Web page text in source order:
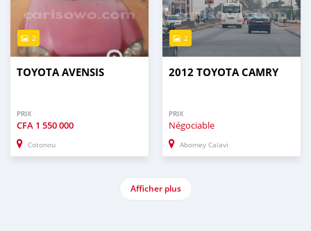
2
TOYOTA AVENSIS
PRIX
CFA 1 550 000
Cotonou
2
2012 TOYOTA CAMRY
PRIX
Négociable
Abomey Calavi
Afficher plus